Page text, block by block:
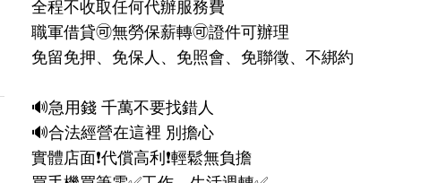
全程不收取任何代辦服務費
職軍借貸🉑️無勞保薪轉🉑️證件可辦理
免留免押、免保人、免照會、免聯徵、不綁約
🔊急用錢 千萬不要找錯人
🔊合法經營在這裡 別擔心
實體店面❗️代償高利❗️輕鬆無負擔